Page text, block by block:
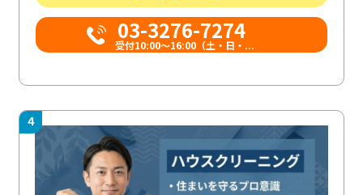
03-3276-7274
受付10:00〜16:00（土・日・...
4